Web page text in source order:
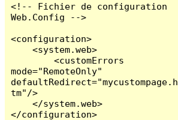
<!-- Fichier de configuration
Web.Config -->
<configuration>
    <system.web>
        <customErrors
mode="RemoteOnly"
defaultRedirect="mycustompage.h
tm"/>
    </system.web>
</configuration>